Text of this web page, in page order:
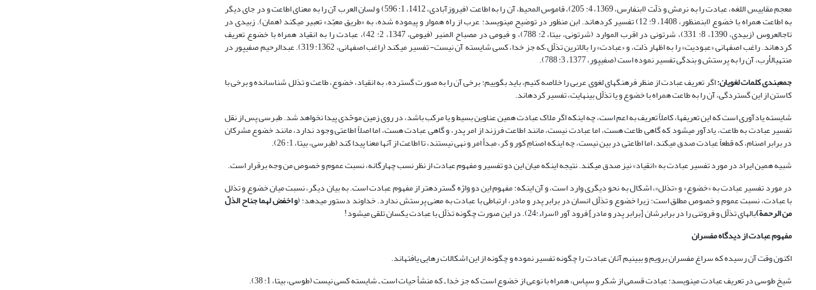
معجم مقاییس اللغه، عبادت را به نرمش و ذلّت (ابن‏فارس، 1369، 4: 205)، قاموس المحیط، آن را به اطاعت (فیروزآبادی، 1412، 1: 596) و لسان العرب آن را به معنای اطاعت و در جای دیگر
به اطاعت همراه با خضوع (ابن‏منظور، 1408، 9: 12) تفسیر کرده‏اند. ابن منظور در توضیح می‏نویسد: عرب از راه هموار و پیموده شده، به «طریق معبّد» تعبیر می‏کند (همان). زبیدی در
تاج‏العروس (زبیدی، 1390، 8: 331)، شرتونی در اقرب الموارد (شرتونی، بی‏تا، 2: 788)، و فیومی در مصباح المنیر (فیومی، 1347، 2: 42)، عبادت را به انقیاد همراه با خضوع تعریف
کرده‏اند. راغب اصفهانی «عبودیت» را به اظهار ذلت، و «عبادت» را بالاترین تذلّل –که جز خدا، کسی شایسته آن نیست- تفسیر می‏کند (راغب اصفهانی، 1362: 319). عبدالرحیم صفی‏پور در
منتهی‏الأرب، آن را به پرستش و بندگی تفسیر نموده است (صفی‏پور، 1377، 3: 788).
جمع‏بندی کلمات لغویان:اگر تعریف عبادت از منظر فرهنگ‏های لغوی عربی را خلاصه کنیم، باید بگوییم: برخی آن را به صورت گسترده، به انقیاد، خضوع، طاعت و تذلل شناسانده و برخی با
کاستن از این گستردگی، آن را به طاعت همراه با خضوع و یا تذلّل بی‏نهایت، تفسیر کرده‏اند.
شایسته یادآوری است که این تعریف‏ها، کاملاً تعریف به اعم است، چه اینکه اگر ملاک عبادت همین عناوین بسیط و یا مرکب باشد، در روی زمین موحّدی پیدا نخواهد شد. طبرسی پس از نقل
تفسیر عبادت به طاعت، یادآور می‏شود که گاهی طاعت هست، اما عبادت نیست، مانند اطاعت فرزند از امر پدر، و گاهی عبادت هست، اما اصلاً اطاعتی وجود ندارد، مانند خضوع مشرکان
در برابر اصنام، که قطعاً عبادت صدق می‏کند، اما اطاعتی در بین نیست، چه اینکه اصنامِ کور و کر، مبدأ امر و نهی نیستند، تا اطاعت از آنها معنا پیدا کند (طبرسی، بی‏تا، 1: 26).
شبیه همین ایراد در مورد تفسیر عبادت به «انقیاد» نیز صدق می‏کند. نتیجه اینکه میان این دو تفسیر و مفهوم عبادت از نظر نسب چهارگانه، نسبت عموم و خصوص من وجه برقرار است.
در مورد تفسیر عبادت به «خضوع» و «تذلل»، اشکال به نحو دیگری وارد است، و آن اینکه: مفهوم این دو واژه گسترده‏تر از مفهوم عبادت است. به بیان دیگر، نسبت میان خضوع و تذلل
با عبادت، نسبت عموم و خصوص مطلق است؛ زیرا خضوع و تذلّل انسان در برابر پدر و مادر، ارتباطی با عبادت به معنی پرستش ندارد. خداوند دستور می‏دهد: (و اخفض لهما جناح الذلّ
من الرحمة)بالهای تذلّل و فروتنی را در برابرشان [برابر پدر و مادر] فرود آور (اسراء:24). در این صورت چگونه تذلّل با عبادت یکسان تلقی می‏شود!
مفهوم عبادت از دیدگاه مفسران
اکنون وقت آن رسیده که سراغ مفسران برویم و ببینیم آنان عبادت را چگونه تفسیر نموده و چگونه از این اشکالات رهایی یافته‏اند.
شیخ طوسی در تعریف عبادت می‏نویسد: عبادت قسمی از شکر و سپاس، همراه با نوعی از خضوع است که جز خدا ـ که منشأ حیات است ـ شایسته کسی نیست (طوسی، بی‏تا، 1: 38).